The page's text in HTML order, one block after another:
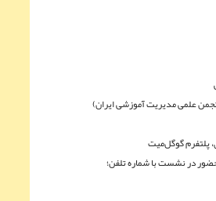
علمی مدیریت آموزشی ایران)
پلتفرم گوگل‌میت
در نشست با شماره تلفن؛